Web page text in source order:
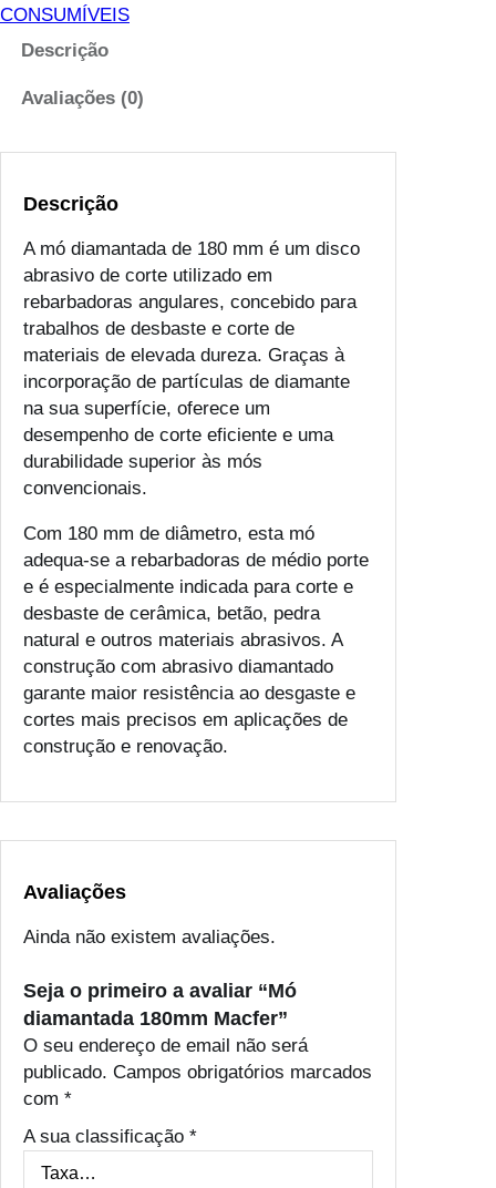
CONSUMÍVEIS
Descrição
Avaliações (0)
Descrição
A mó diamantada de 180 mm é um disco
abrasivo de corte utilizado em
rebarbadoras angulares, concebido para
trabalhos de desbaste e corte de
materiais de elevada dureza. Graças à
incorporação de partículas de diamante
na sua superfície, oferece um
desempenho de corte eficiente e uma
durabilidade superior às mós
convencionais.
Com 180 mm de diâmetro, esta mó
adequa-se a rebarbadoras de médio porte
e é especialmente indicada para corte e
desbaste de cerâmica, betão, pedra
natural e outros materiais abrasivos. A
construção com abrasivo diamantado
garante maior resistência ao desgaste e
cortes mais precisos em aplicações de
construção e renovação.
Avaliações
Ainda não existem avaliações.
Seja o primeiro a avaliar “Mó
diamantada 180mm Macfer”
O seu endereço de email não será
publicado. Campos obrigatórios marcados
com *
A sua classificação *